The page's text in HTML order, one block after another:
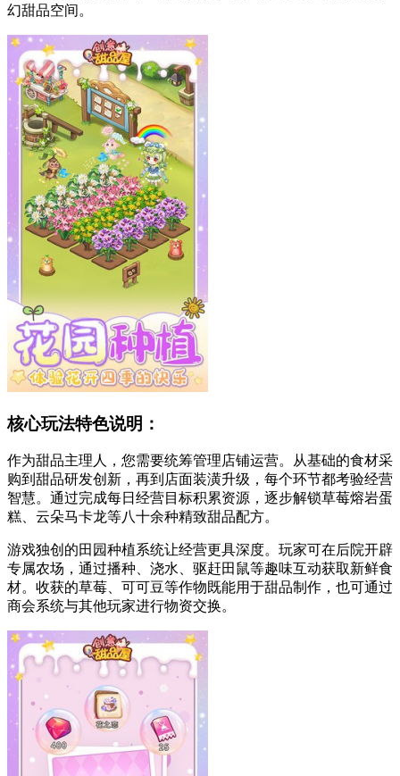
幻甜品空间。
核心玩法特色说明：
作为甜品主理人，您需要统筹管理店铺运营。从基础的食材采
购到甜品研发创新，再到店面装潢升级，每个环节都考验经营
智慧。通过完成每日经营目标积累资源，逐步解锁草莓熔岩蛋
糕、云朵马卡龙等八十余种精致甜品配方。
游戏独创的田园种植系统让经营更具深度。玩家可在后院开辟
专属农场，通过播种、浇水、驱赶田鼠等趣味互动获取新鲜食
材。收获的草莓、可可豆等作物既能用于甜品制作，也可通过
商会系统与其他玩家进行物资交换。